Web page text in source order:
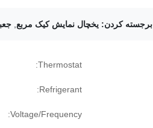
برجسته کردن: یخچال نمایش کیک مربع
Thermostat:
Refrigerant:
Voltage/Frequency: